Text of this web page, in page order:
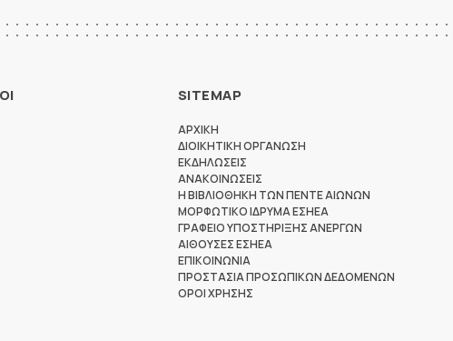
SITEMAP
ΑΡΧΙΚΗ
ΔΙΟΙΚΗΤΙΚΗ ΟΡΓΑΝΩΣΗ
ΕΚΔΗΛΩΣΕΙΣ
ΑΝΑΚΟΙΝΩΣΕΙΣ
Η ΒΙΒΛΙΟΘΗΚΗ ΤΩΝ ΠΕΝΤΕ ΑΙΩΝΩΝ
ΜΟΡΦΩΤΙΚΟ ΙΔΡΥΜΑ ΕΣΗΕΑ
ΓΡΑΦΕΙΟ ΥΠΟΣΤΗΡΙΞΗΣ ΑΝΕΡΓΩΝ
ΑΙΘΟΥΣΕΣ ΕΣΗΕΑ
ΕΠΙΚΟΙΝΩΝΙΑ
ΠΡΟΣΤΑΣΙΑ ΠΡΟΣΩΠΙΚΩΝ ΔΕΔΟΜΕΝΩΝ
ΟΡΟΙ ΧΡΗΣΗΣ